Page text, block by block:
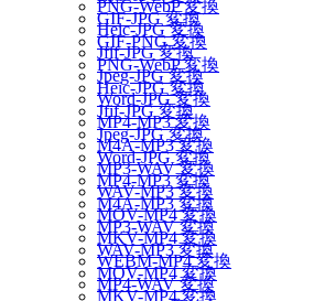
PNG-WebP 変換
Heic-JPG 変換
Jfif-JPG 変換
Jpeg-JPG 変換
Word-JPG 変換
MP4-MP3 変換
M4A-MP3 変換
MP3-WAV 変換
WAV-MP3 変換
MOV-MP4 変換
MKV-MP4 変換
WEBM-MP4 変換
MP4-WAV 変換
GIF-JPG 変換
GIF-PNG 変換
PNG-WebP 変換
Heic-JPG 変換
Jfif-JPG 変換
Jpeg-JPG 変換
Word-JPG 変換
MP4-MP3 変換
M4A-MP3 変換
MP3-WAV 変換
WAV-MP3 変換
MOV-MP4 変換
MKV-MP4 変換